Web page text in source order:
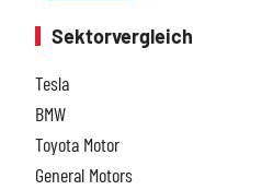
Sektorvergleich
Tesla
BMW
Toyota Motor
General Motors